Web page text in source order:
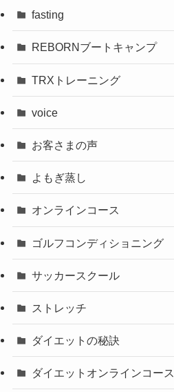
fasting
REBORNブートキャンプ
TRXトレーニング
voice
お客さまの声
よもぎ蒸し
オンラインコース
ゴルフコンディショニング
サッカースクール
ストレッチ
ダイエットの秘訣
ダイエットオンラインコース